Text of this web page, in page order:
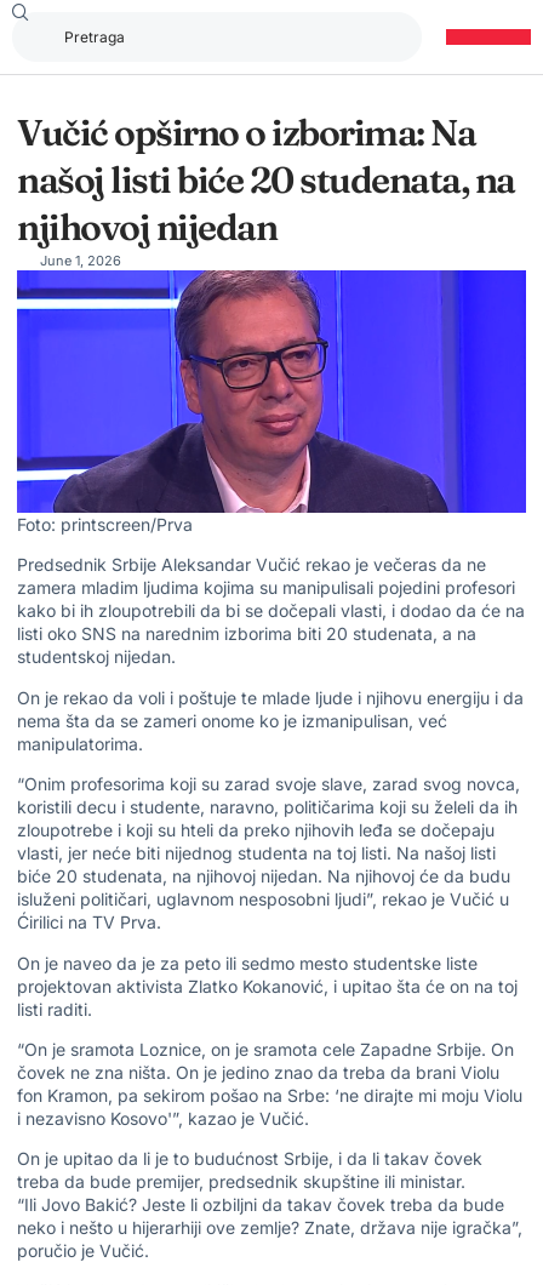
Vučić opširno o izborima: Na
našoj listi biće 20 studenata, na
njihovoj nijedan
June 1, 2026
Foto: printscreen/Prva
Predsednik Srbije Aleksandar Vučić rekao je večeras da ne
zamera mladim ljudima kojima su manipulisali pojedini profesori
kako bi ih zloupotrebili da bi se dočepali vlasti, i dodao da će na
listi oko SNS na narednim izborima biti 20 studenata, a na
studentskoj nijedan.
On je rekao da voli i poštuje te mlade ljude i njihovu energiju i da
nema šta da se zameri onome ko je izmanipulisan, već
manipulatorima.
“Onim profesorima koji su zarad svoje slave, zarad svog novca,
koristili decu i studente, naravno, političarima koji su želeli da ih
zloupotrebe i koji su hteli da preko njihovih leđa se dočepaju
vlasti, jer neće biti nijednog studenta na toj listi. Na našoj listi
biće 20 studenata, na njihovoj nijedan. Na njihovoj će da budu
isluženi političari, uglavnom nesposobni ljudi”, rekao je Vučić u
Ćirilici na TV Prva.
On je naveo da je za peto ili sedmo mesto studentske liste
projektovan aktivista Zlatko Kokanović, i upitao šta će on na toj
listi raditi.
“On je sramota Loznice, on je sramota cele Zapadne Srbije. On
čovek ne zna ništa. On je jedino znao da treba da brani Violu
fon Kramon, pa sekirom pošao na Srbe: ‘ne dirajte mi moju Violu
i nezavisno Kosovo'”, kazao je Vučić.
On je upitao da li je to budućnost Srbije, i da li takav čovek
treba da bude premijer, predsednik skupštine ili ministar.
“Ili Jovo Bakić? Jeste li ozbiljni da takav čovek treba da bude
neko i nešto u hijerarhiji ove zemlje? Znate, država nije igračka”,
poručio je Vučić.